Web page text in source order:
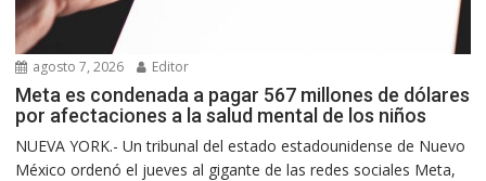
agosto 7, 2026 Editor
Meta es condenada a pagar 567 millones de dólares
por afectaciones a la salud mental de los niños
NUEVA YORK.- Un tribunal del estado estadounidense de Nuevo
México ordenó el jueves al gigante de las redes sociales Meta,